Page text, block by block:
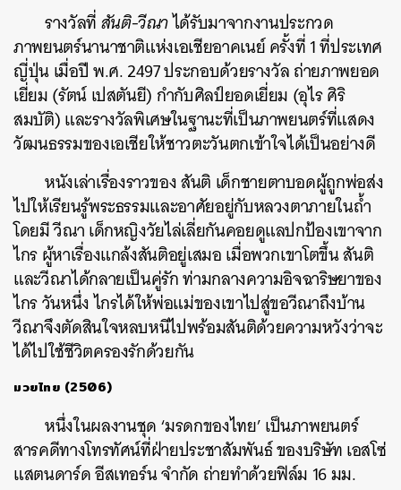
รางวัลที่สันติ-วีณาได้รับมาจากงานประกวด
ภาพยนตร์นานาชาติแห่งเอเชียอาคเนย์ ครั้งที่ 1 ที่ประเทศ
ญี่ปุ่น เมื่อปี พ.ศ. 2497 ประกอบด้วยรางวัล ถ่ายภาพยอด
เยี่ยม (รัตน์ เปสตันยี) กำกับศิลป์ยอดเยี่ยม (อุไร ศิริ
สมบัติ) และรางวัลพิเศษในฐานะที่เป็นภาพยนตร์ที่แสดง
วัฒนธรรมของเอเชียให้ชาวตะวันตกเข้าใจได้เป็นอย่างดี
หนังเล่าเรื่องราวของ สันติ เด็กชายตาบอดผู้ถูกพ่อส่ง
ไปให้เรียนรู้พระธรรมและอาศัยอยู่กับหลวงตาภายในถ้ำ
โดยมี วีณา เด็กหญิงวัยไล่เลี่ยกันคอยดูแลปกป้องเขาจาก
ไกร ผู้หาเรื่องแกล้งสันติอยู่เสมอ เมื่อพวกเขาโตขึ้น สันติ
และวีณาได้กลายเป็นคู่รัก ท่ามกลางความอิจฉาริษยาของ
ไกร วันหนึ่ง ไกรได้ให้พ่อแม่ของเขาไปสู่ขอวีณาถึงบ้าน
วีณาจึงตัดสินใจหลบหนีไปพร้อมสันติด้วยความหวังว่าจะ
ได้ไปใช้ชีวิตครองรักด้วยกัน
มวยไทย (2506)
หนึ่งในผลงานชุด ‘มรดกของไทย’ เป็นภาพยนตร์
สารคดีทางโทรทัศน์ที่ฝ่ายประชาสัมพันธ์ ของบริษัท เอสโซ่
แสตนดาร์ด อีสเทอร์น จำกัด ถ่ายทำด้วยฟิล์ม 16 มม.